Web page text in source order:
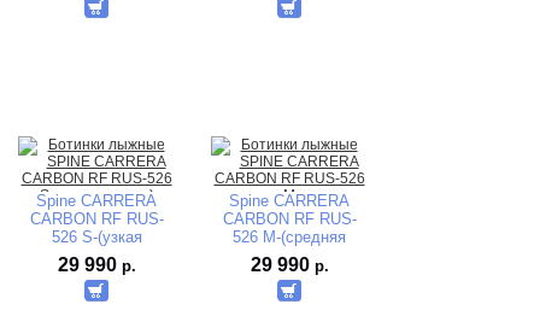
Spine CARRERA
CARBON RF RUS-
526 S-(узкая
колодка)
29 990 р.
Spine CARRERA
CARBON RF RUS-
526 M-(средняя
колодка)
29 990 р.